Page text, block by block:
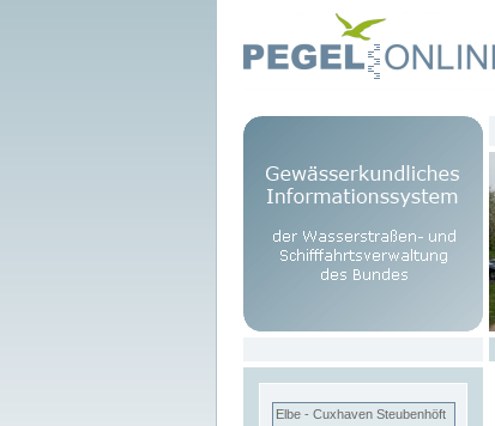
Elbe - Cuxhaven Steubenhöft